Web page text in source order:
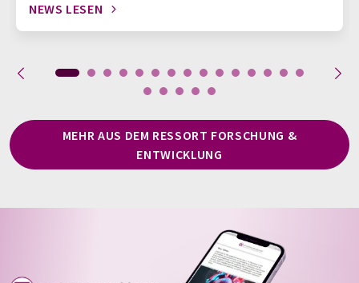
NEWS LESEN
MEHR AUS DEM RESSORT FORSCHUNG &
ENTWICKLUNG